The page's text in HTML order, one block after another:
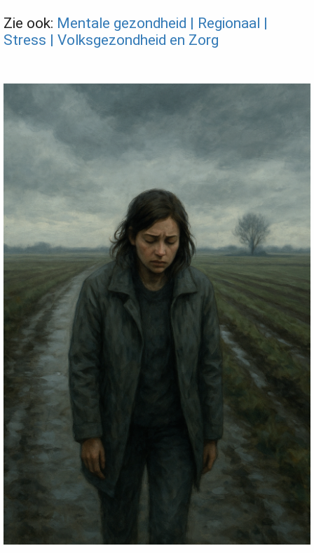
Zie ook: Mentale gezondheid | Regionaal |
Stress | Volksgezondheid en Zorg